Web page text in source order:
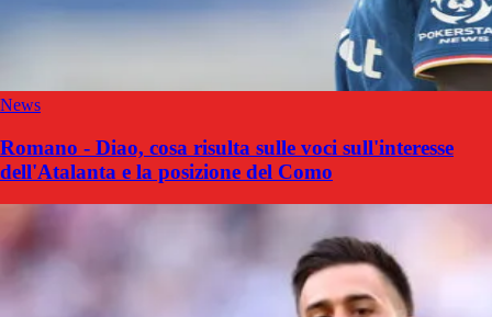
News
Romano - Diao, cosa risulta sulle voci sull'interesse
dell'Atalanta e la posizione del Como